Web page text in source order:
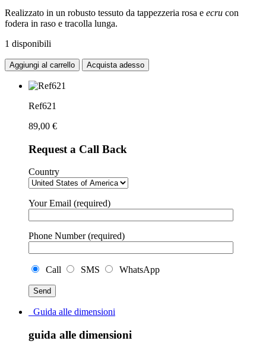
Realizzato in un robusto tessuto da tappezzeria rosa e ecru con
fodera in raso e tracolla lunga.
1 disponibili
Aggiungi al carrello Acquista adesso
Ref621
89,00 €
Request a Call Back
Country
Your Email (required)
Phone Number (required)
Call SMS WhatsApp
Guida alle dimensioni
guida alle dimensioni